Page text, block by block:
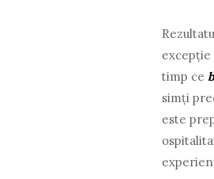
excepție
timp ce
simți
este